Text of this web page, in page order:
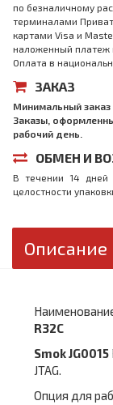
по безналичному
терминалами
картами Visa и
наложенный платеж
Оплата в
ЗАКАЗ
Минимальный
Заказы,
рабочий день.
ОБМЕН И
В течении 14 дней
целостности
Описание
R32C
Smok JG0015
JTAG.
Опция для